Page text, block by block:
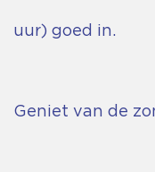
uur) goed in.
Geniet van de